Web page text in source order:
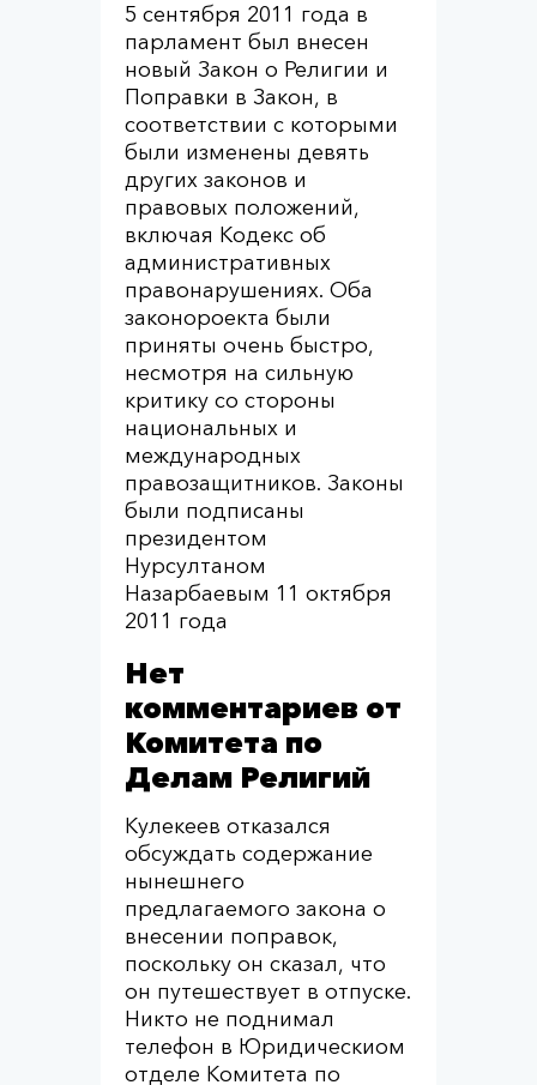
5 сентября 2011 года в
парламент был внесен
новый Закон о Религии и
Поправки в Закон, в
соответствии с которыми
были изменены девять
других законов и
правовых положений,
включая Кодекс об
административных
правонарушениях. Оба
законороекта были
приняты очень быстро,
несмотря на сильную
критику со стороны
национальных и
международных
правозащитников. Законы
были подписаны
президентом
Нурсултаном
Назарбаевым 11 октября
2011 года
Нет
комментариев от
Комитета по
Делам Религий
Кулекеев отказался
обсуждать содержание
нынешнего
предлагаемого закона о
внесении поправок,
поскольку он сказал, что
он путешествует в отпуске.
Никто не поднимал
телефон в Юридическиом
отделе Комитета по